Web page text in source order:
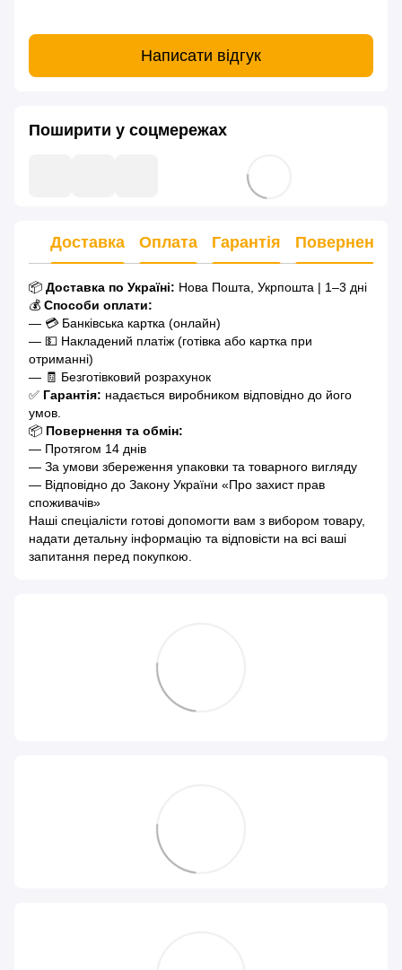
Написати відгук
Поширити у соцмережах
Доставка Оплата Гарантія Повернення
📦 Доставка по Україні: Нова Пошта, Укрпошта | 1–3 дні
💰 Способи оплати:
— 💳 Банківська картка (онлайн)
— 💵 Накладений платіж (готівка або картка при
отриманні)
— 🧾 Безготівковий розрахунок
✅ Гарантія: надається виробником відповідно до його
умов.
📦 Повернення та обмін:
— Протягом 14 днів
— За умови збереження упаковки та товарного вигляду
— Відповідно до Закону України «Про захист прав
споживачів»
Наші спеціалісти готові допомогти вам з вибором товару,
надати детальну інформацію та відповісти на всі ваші
запитання перед покупкою.